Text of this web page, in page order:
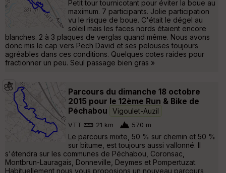
Petit tour tournicotant pour éviter la boue au
maximum. 7 participants. Jolie participation
vu le risque de boue. C'était le dégel au
soleil mais les faces nords étaient encore
blanches. 2 à 3 plaques de verglas quand même. Nous avons
donc mis le cap vers Pech David et ses pelouses toujours
agréables dans ces conditions. Quelques cotes raides pour
fractionner un peu. Seul passage bien gras »
Parcours du dimanche 18 octobre
2015 pour le 12ème Run & Bike de
Péchabou
Vigoulet-Auzil
VTT 21 km 570 m
Le parcours mixte, 50 % sur chemin et 50 %
sur bitume, est toujours aussi vallonné. Il
s'étendra sur les communes de Péchabou, Coronsac,
Montbrun-Lauragais, Donneville, Deymes et Pompertuzat.
Habituellement nous vous proposions un nouveau parcours